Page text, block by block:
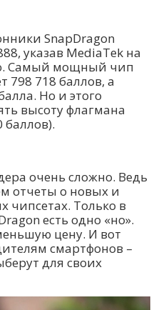
SnapDragon
указав MediaTek на
Самый мощный чип
798 718 баллов, а
Но и этого
высоту флагмана
баллов).
очень сложно. Ведь
отчеты о новых и
чипсетах. Только в
есть одно «но».
цену. И вот
смартфонов –
для своих